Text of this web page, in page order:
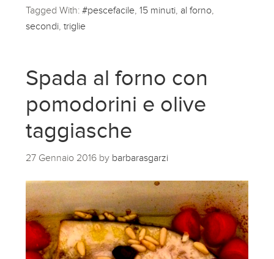
Tagged With:#pescefacile ,15 minuti al forno
secondi ,triglie
Spada al forno con
pomodorini e olive
taggiasche
27 Gennaio 2016 by barbarasgarzi